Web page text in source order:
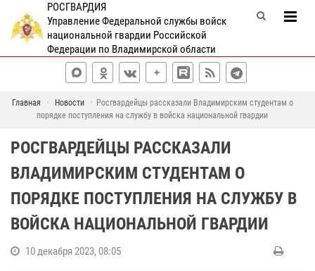
РОСГВАРДИЯ
Управление Федеральной службы войск
национальной гвардии Российской
Федерации по Владимирской области
Главная Новости
Росгвардейцы рассказали Владимирским студентам о
порядке поступления на службу в войска национальной гвардии
РОСГВАРДЕЙЦЫ РАССКАЗАЛИ
ВЛАДИМИРСКИМ СТУДЕНТАМ О
ПОРЯДКЕ ПОСТУПЛЕНИЯ НА СЛУЖБУ В
ВОЙСКА НАЦИОНАЛЬНОЙ ГВАРДИИ
10 декабря 2023, 08:05